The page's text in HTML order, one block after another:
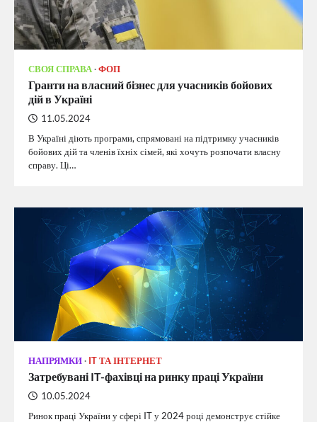
СВОЯ СПРАВА ФОП
Гранти на власний бізнес для учасників бойових
дій в Україні
11.05.2024
В Україні діють програми, спрямовані на підтримку учасників
бойових дій та членів їхніх сімей, які хочуть розпочати власну
справу. Ці…
НАПРЯМКИ IT ТА ІНТЕРНЕТ
Затребувані IT-фахівці на ринку праці України
10.05.2024
Ринок праці України у сфері IT у 2024 році демонструє стійке